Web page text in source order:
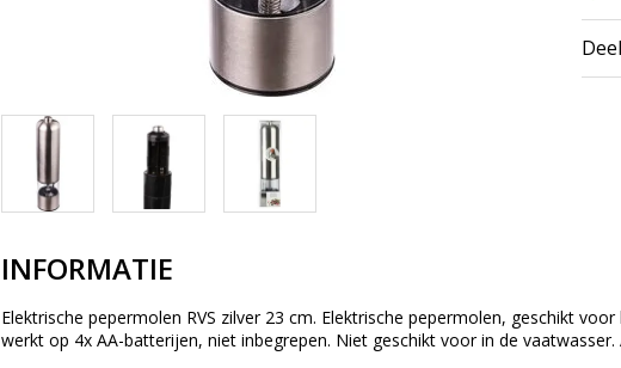
INFORMATIE
Elektrische pepermolen RVS zilver 23 cm. Elektrische pepermolen, geschikt
werkt op 4x AA-batterijen, niet inbegrepen. Niet geschikt voor in de vaatwasser.